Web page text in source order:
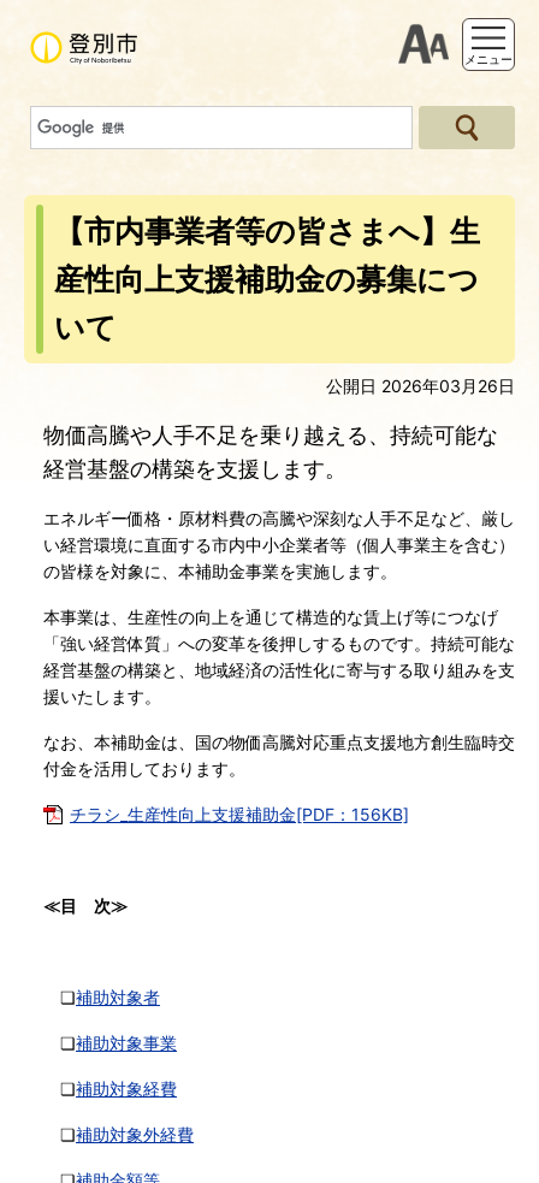
支援ツー
メニュー
【市内事業者等の皆さまへ】生
産性向上支援補助金の募集につ
いて
公開日 2026年03月26日
物価高騰や人手不足を乗り越える、持続可能な
経営基盤の構築を支援します。
エネルギー価格・原材料費の高騰や深刻な人手不足など、厳し
い経営環境に直面する市内中小企業者等（個人事業主を含む）
の皆様を対象に、本補助金事業を実施します。
本事業は、生産性の向上を通じて構造的な賃上げ等につなげ
「強い経営体質」への変革を後押しするものです。持続可能な
経営基盤の構築と、地域経済の活性化に寄与する取り組みを支
援いたします。
なお、本補助金は、国の物価高騰対応重点支援地方創生臨時交
付金を活用しております。
チラシ_生産性向上支援補助金[PDF：156KB]
≪目 次≫
❏補助対象者
❏補助対象事業
❏補助対象経費
❏補助対象外経費